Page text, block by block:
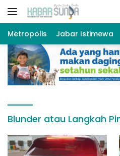
Langsung
Metropolis Jabar Istimewa
Blunder atau Langkah